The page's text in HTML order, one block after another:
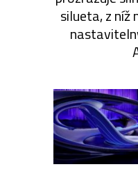
silueta, z níž